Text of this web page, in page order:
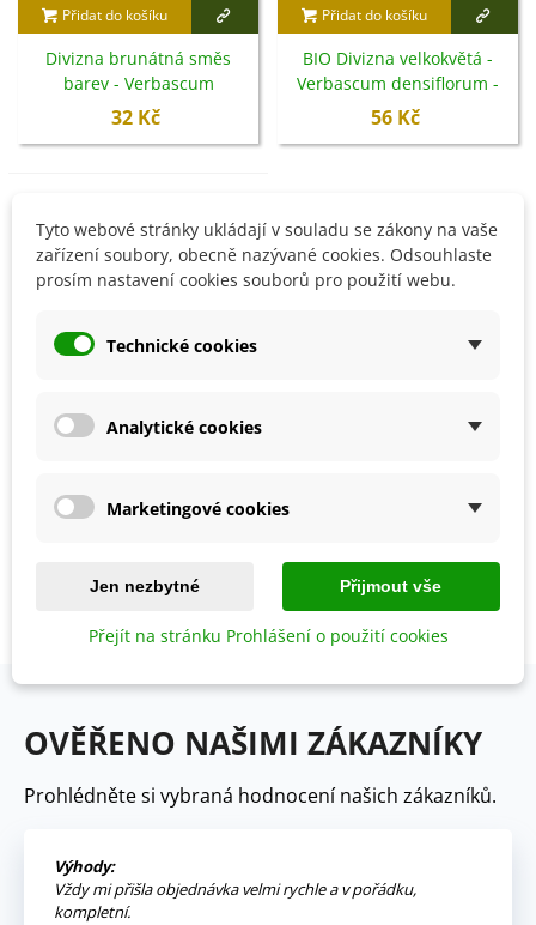
Přidat do košíku
Divizna brunátná směs
barev - Verbascum
phoeniceum - semena - 300
32 Kč
Přidat do košíku
BIO Divizna velkokvětá -
Verbascum densiflorum -
bio semena - 300 ks
56 Kč
Není skladem
Divizna malokvětá -
Zobrazení 1-5 z 5 položek
OVĚŘENO NAŠIMI ZÁKAZNÍKY
Prohlédněte si vybraná hodnocení našich zákazníků.
Výhody:
Vždy mi přišla objednávka velmi rychle a v pořádku,
kompletní.
Tyto webové stránky ukládají v souladu se zákony na vaše
zařízení soubory, obecně nazývané cookies. Odsouhlaste
prosím nastavení cookies souborů pro použití webu.
Technické cookies
Analytické cookies
Marketingové cookies
Jen nezbytné Přijmout vše
Přejít na stránku Prohlášení o použití cookies